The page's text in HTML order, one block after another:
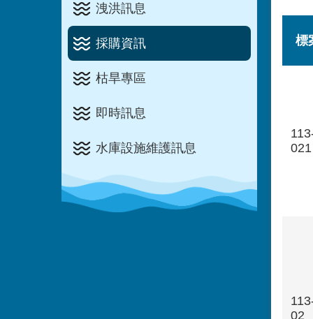
洩洪訊息
採購資訊
枯旱專區
即時訊息
水庫設施維護訊息
標
021
02